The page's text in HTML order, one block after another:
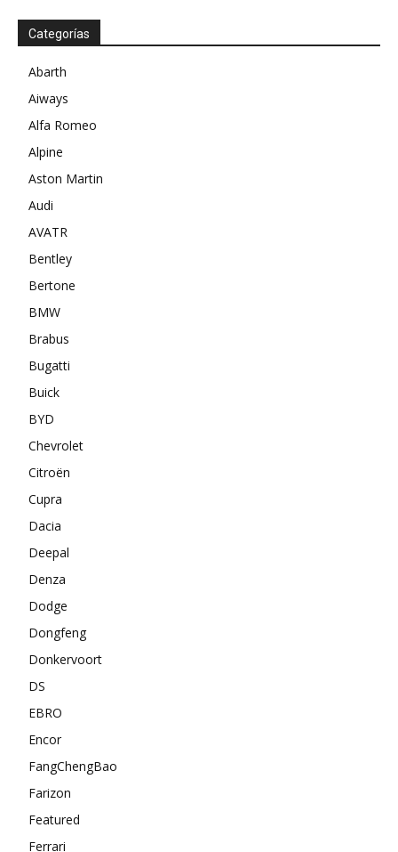
Categorías
Abarth
Aiways
Alfa Romeo
Alpine
Aston Martin
Audi
AVATR
Bentley
Bertone
BMW
Brabus
Bugatti
Buick
BYD
Chevrolet
Citroën
Cupra
Dacia
Deepal
Denza
Dodge
Dongfeng
Donkervoort
DS
EBRO
Encor
FangChengBao
Farizon
Featured
Ferrari